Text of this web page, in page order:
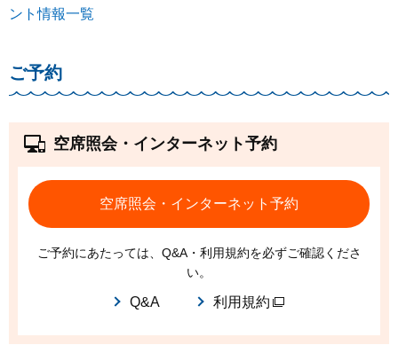
ント情報一覧
ご予約
空席照会・インターネット予約
空席照会・インターネット予約
ご予約にあたっては、Q&A・利用規約を必ずご確認くださ
い。
Q&A 利用規約